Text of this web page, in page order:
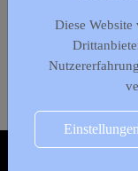
Vorheriger Tag
Donnerstag, 04. Juni
Folgetag
Copyright © 2020-
Diese Website
Einstellungen